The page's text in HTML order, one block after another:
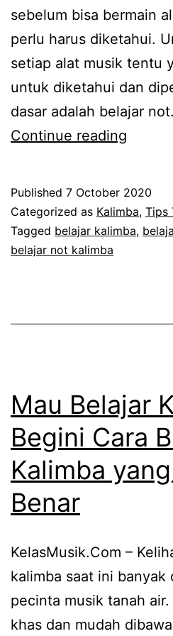
sebelum bisa bermain
perlu harus diketahui.
setiap alat musik tentu
untuk diketahui dan
dasar adalah belajar
Continue reading
Not
Published 7 October 2020
Categorized as Kalimba, Tips
Tagged belajar kalimba,
belajar not kalimba
Mau Belajar
Begini Cara
Kalimba
Benar
KelasMusik.Com –
kalimba saat ini banyak
pecinta musik tanah
khas dan mudah